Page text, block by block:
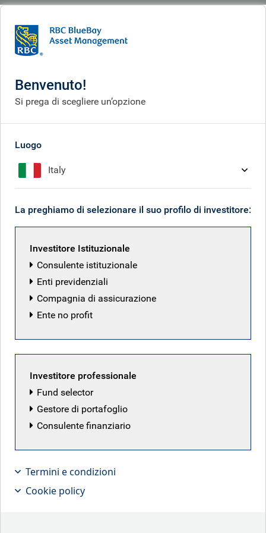
What we think
La nostra piattaforma CLO:
una storia di crescita in
Mar 13, 2026
in tranche, vantiamo una conoscenza
Benvenuto!
Si prega di scegliere un’opzione
Luogo
Italy
La preghiamo di selezionare il suo profilo di investitore:
Investitore Istituzionale
Consulente istituzionale
Enti previdenziali
Compagnia di assicurazione
Ente no profit
Investitore professionale
Fund selector
Gestore di portafoglio
Consulente finanziario
Termini e condizioni
Cookie policy